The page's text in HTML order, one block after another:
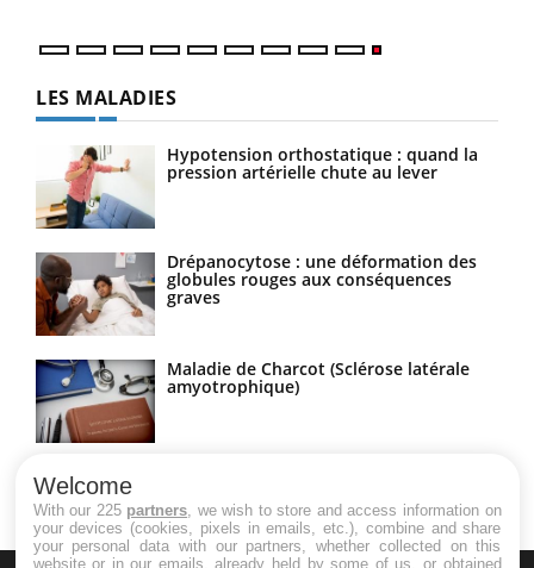
LES MALADIES
Hypotension orthostatique : quand la
pression artérielle chute au lever
Drépanocytose : une déformation des
globules rouges aux conséquences
graves
Maladie de Charcot (Sclérose latérale
amyotrophique)
Welcome
With our 225 partners , we wish to store and access information on
your devices (cookies, pixels in emails, etc.), combine and share
your personal data with our partners, whether collected on this
website or in our emails, already held by some of us, or obtained